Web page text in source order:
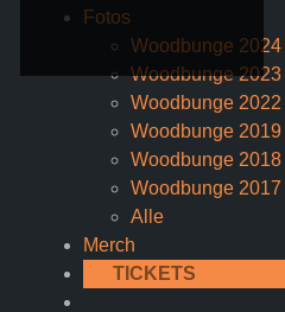
Fotos
Woodbunge 2024
Woodbunge 2023
Woodbunge 2022
Woodbunge 2019
Woodbunge 2018
Woodbunge 2017
Alle
Merch
TICKETS